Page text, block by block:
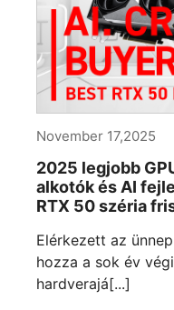
November 17,2025
2025 legjobb
alkotók és AI
RTX 50 széria
Elérkezett az
hozza a sok év
hardverajá[...]